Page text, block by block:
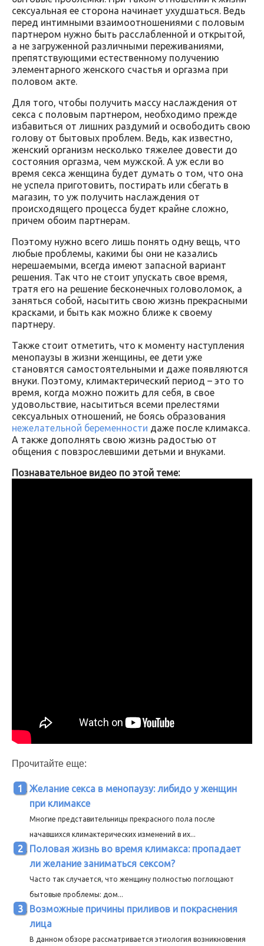
сексуальная ее сторона начинает ухудшаться. Ведь
перед интимными взаимоотношениями с половым
партнером нужно быть расслабленной и открытой,
а не загруженной различными переживаниями,
препятствующими естественному получению
элементарного женского счастья и оргазма при
половом акте.
Для того, чтобы получить массу наслаждения от
секса с половым партнером, необходимо прежде
избавиться от лишних раздумий и освободить свою
голову от бытовых проблем. Ведь, как известно,
женский организм несколько тяжелее довести до
состояния оргазма, чем мужской. А уж если во
время секса женщина будет думать о том, что она
не успела приготовить, постирать или сбегать в
магазин, то уж получить наслаждения от
происходящего процесса будет крайне сложно,
причем обоим партнерам.
Поэтому нужно всего лишь понять одну вещь, что
любые проблемы, какими бы они не казались
нерешаемыми, всегда имеют запасной вариант
решения. Так что не стоит упускать свое время,
тратя его на решение бесконечных головоломок, а
заняться собой, насытить свою жизнь прекрасными
красками, и быть как можно ближе к своему
партнеру.
Также стоит отметить, что к моменту наступления
менопаузы в жизни женщины, ее дети уже
становятся самостоятельными и даже появляются
внуки. Поэтому, климактерический период – это то
время, когда можно пожить для себя, в свое
удовольствие, насытиться всеми прелестями
сексуальных отношений, не боясь образования
нежелательной беременности даже после климакса.
А также дополнять свою жизнь радостью от
общения с повзрослевшими детьми и внуками.
Познавательное видео по этой теме:
Прочитайте еще:
Желание секса в менопаузу: либидо у женщин
при климаксе
Многие представительницы прекрасного пола после
начавшихся климактерических изменений в их...
Половая жизнь во время климакса: пропадает
ли желание заниматься сексом?
Часто так случается, что женщину полностью поглощают
бытовые проблемы: дом...
Возможные причины приливов и покраснения
лица
В данном обзоре рассматривается этиология возникновения